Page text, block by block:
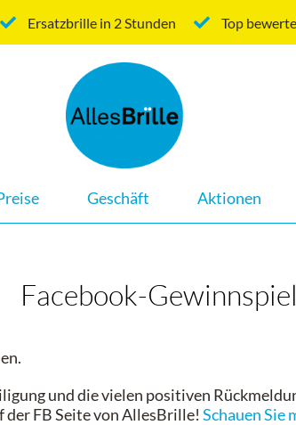
Ersatzbrille in 2 Stunden Top
Navigation
Geschäft Aktionen
Facebook-Gewinnspiel
und die vielen positiven
FB Seite von AllesBrille! Schauen Sie